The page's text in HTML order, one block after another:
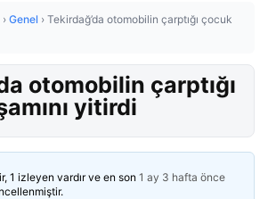
› Genel › Tekirdağ’da otomobilin çarptığı çocuk
otomobilin çarptığı
yitirdi
1 izleyen vardır ve en son 1 ay 3 hafta önce